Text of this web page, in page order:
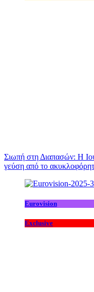
Σιωπή στη Διαπασών: Η
γεύση από το
Eurovision
Exclusive